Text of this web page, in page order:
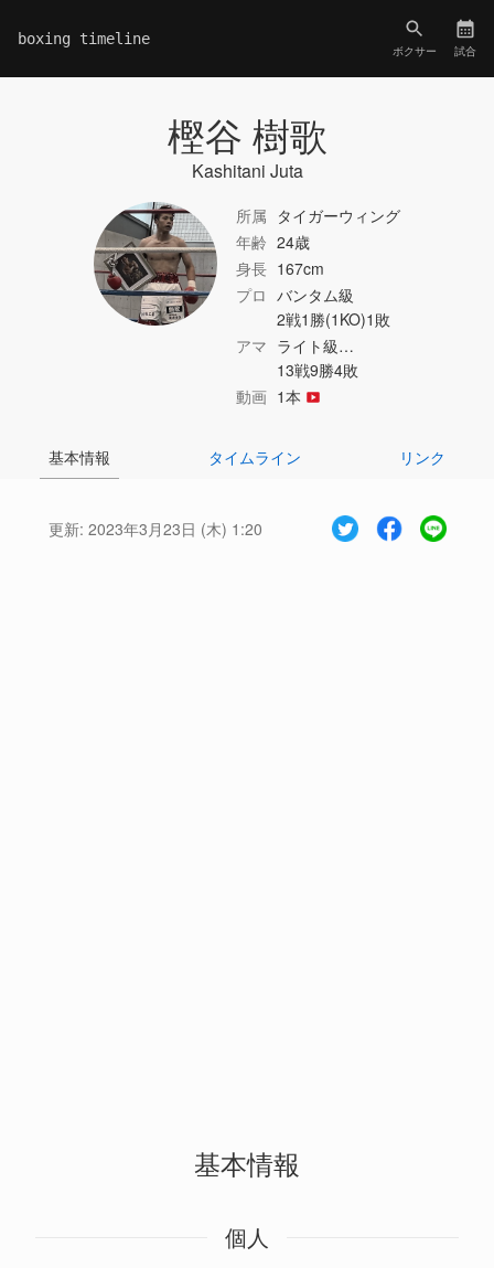
boxing timeline
ボクサー 試合
樫谷 樹歌
Kashitani Juta
所属 タイガーウィング
年齢 24歳
身長 167cm
プロ バンタム級
2戦1勝(1KO)1敗
アマ ライト級…
13戦9勝4敗
動画 1本
基本情報 タイムライン リンク
更新: 2023年3月23日 (木) 1:20
基本情報
個人